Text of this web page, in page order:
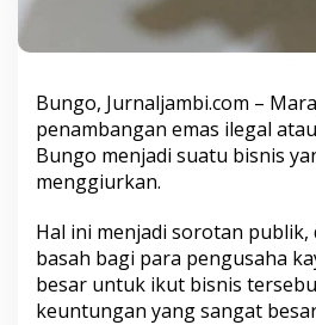
i
c
d
u
k
P
i
s
i
d
i
Bungo, Jurnaljambi.com –
penambangan emas ilegal
Bungo menjadi suatu bisnis
menggiurkan.
Hal ini menjadi sorotan publik,
basah bagi para pengusaha
besar untuk ikut bisnis
keuntungan yang sangat